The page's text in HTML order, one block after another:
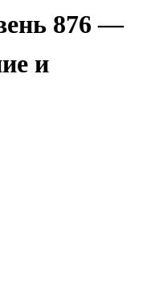
876 —
и